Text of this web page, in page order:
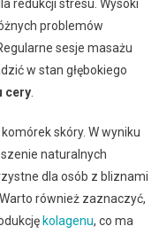
redukcji stresu. Wysoki
problemów
sesje masażu
w stan głębokiego
cery.
skóry. W wyniku
naturalnych
dla osób z bliznami
również zaznaczyć,
kolagenu, co ma